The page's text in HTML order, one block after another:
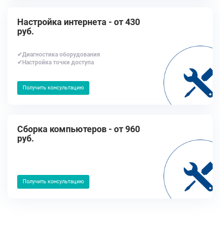
Настройка интернета - от 430
руб.
✔Диагностика оборудования
✔Настройка точки доступа
Получить консультацию
Сборка компьютеров - от 960
руб.
Получить консультацию